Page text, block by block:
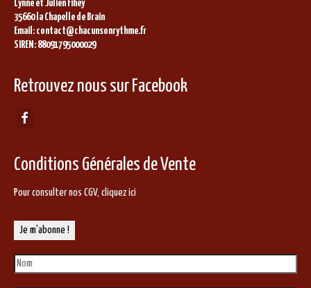
Lynne et Julien Fihey
35660 la Chapelle de Brain
Email: contact@chacunsonrythme.fr
SIREN: 88091795000029
Retrouvez nous sur Facebook
Conditions Générales de Vente
Pour consulter nos CGV, cliquez ici